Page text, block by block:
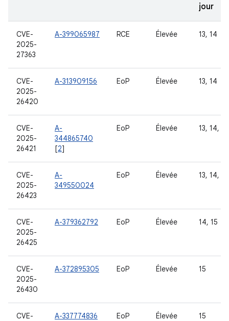
jour
CVE-
2025-
27363
A-399065987 RCE Élevée 13, 14
CVE-
2025-
26420
A-313909156 EoP Élevée 13, 14
CVE-
2025-
26421
A-
344865740
[2]
EoP Élevée 13, 14, 15
CVE-
2025-
26423
A-
349550024
EoP Élevée 13, 14, 15
CVE-
2025-
26425
A-379362792 EoP Élevée 14, 15
CVE-
2025-
26430
A-372895305 EoP Élevée 15
CVE-
A-337774836 EoP Élevée 15